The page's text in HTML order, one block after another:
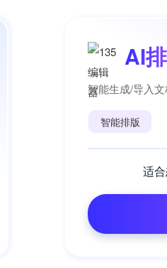
AI
智能生成/导入
智能排版
适